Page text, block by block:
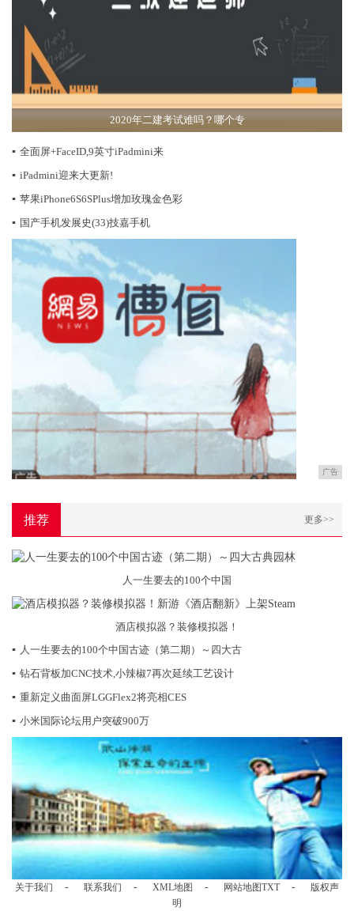
2020年二建考试难吗？哪个专
▪ 全面屏+FaceID,9英寸iPadmini来
▪ iPadmini迎来大更新!
▪ 苹果iPhone6S6SPlus增加玫瑰金色彩
▪ 国产手机发展史(33)技嘉手机
广告
推荐 更多>>
人一生要去的100个中国
酒店模拟器？装修模拟器！
▪ 人一生要去的100个中国古迹（第二期）～四大古
▪ 钻石背板加CNC技术,小辣椒7再次延续工艺设计
▪ 重新定义曲面屏LGGFlex2将亮相CES
▪ 小米国际论坛用户突破900万
关于我们 - 联系我们 - XML地图 - 网站地图TXT -
版权声
明